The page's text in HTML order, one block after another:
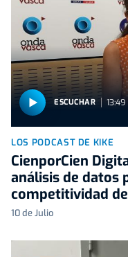
ESCUCHAR 13:49
LOS PODCAST DE KIKE
CienporCien
análisis de datos
competitividad
10 de Julio